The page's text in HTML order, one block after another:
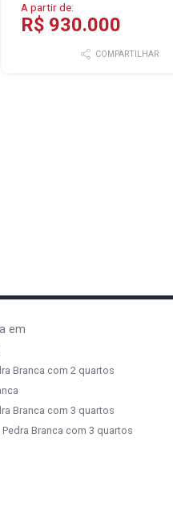
A partir de:
R$ 930.000
COMPARTILHAR
em
Branca com 2 quartos
Branca com 3 quartos
Branca com 3 quartos